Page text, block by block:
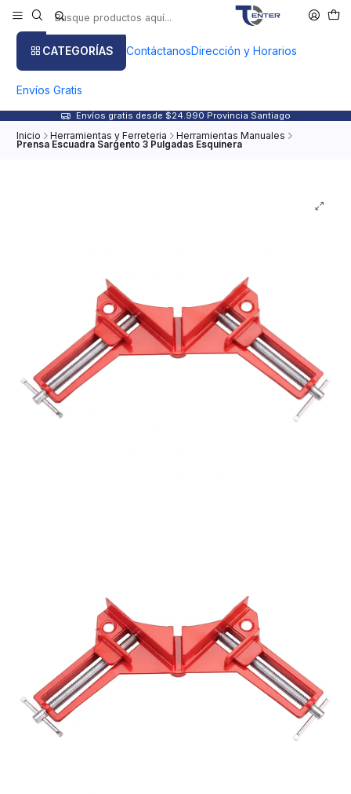
CATEGORÍAS ContáctanosDirección y Horarios
Envíos Gratis
Envíos gratis desde $24.990 Provincia Santiago
Inicio Herramientas y Ferreteria Herramientas Manuales
Prensa Escuadra Sargento 3 Pulgadas Esquinera